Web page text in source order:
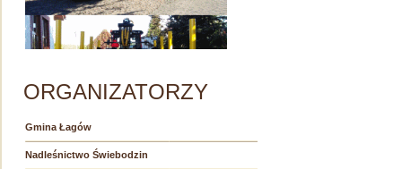
ORGANIZATORZY
Gmina Łagów
Nadleśnictwo Świebodzin